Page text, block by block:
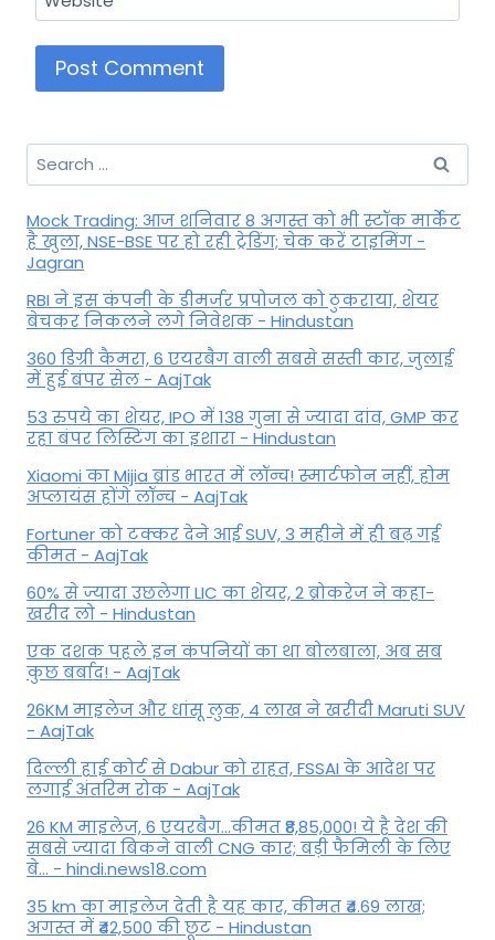
Search
for:
Mock Trading: आज शनिवार 8 अगस्त को भी स्टॉक मार्केट
है खुला, NSE-BSE पर हो रही ट्रेडिंग; चेक करें टाइमिंग -
Jagran
RBI ने इस कंपनी के डीमर्जर प्रपोजल को ठुकराया, शेयर
बेचकर निकलने लगे निवेशक - Hindustan
360 डिग्री कैमरा, 6 एयरबैग वाली सबसे सस्ती कार, जुलाई
में हुई बंपर सेल - AajTak
53 रुपये का शेयर, IPO में 138 गुना से ज्यादा दांव, GMP कर
रहा बंपर लिस्टिंग का इशारा - Hindustan
Xiaomi का Mijia ब्रांड भारत में लॉन्च! स्मार्टफोन नहीं, होम
अप्लायंस होंगे लॉन्च - AajTak
Fortuner को टक्कर देने आई SUV, 3 महीने में ही बढ़ गई
कीमत - AajTak
60% से ज्यादा उछलेगा LIC का शेयर, 2 ब्रोकरेज ने कहा-
खरीद लो - Hindustan
एक दशक पहले इन कंपनियों का था बोलबाला, अब सब
कुछ बर्बाद! - AajTak
26KM माइलेज और धांसू लुक, 4 लाख ने खरीदी Maruti SUV
- AajTak
दिल्ली हाई कोर्ट से Dabur को राहत, FSSAI के आदेश पर
लगाई अंतरिम रोक - AajTak
26 KM माइलेज, 6 एयरबैग...कीमत ₹8,85,000! ये है देश की
सबसे ज्यादा बिकने वाली CNG कार; बड़ी फैमिली के लिए
बे... - hindi.news18.com
35 km का माइलेज देती है यह कार, कीमत ₹4.69 लाख;
अगस्त में ₹42,500 की छूट - Hindustan